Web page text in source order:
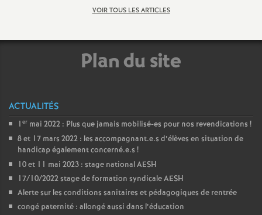
e
c
VOIR TOUS LES ARTICLES
Plan du site
ACTUALITÉS
1 er mai 2022 : Plus que jamais mobilisé-es pour nos revendications !
8 et 17 mars 2022 : les accompagnant.e.s d’élèves en situation de
handicap également concerné.e.s !
10 et 11 mai 2023 : stage national AESH
17/10/2022 stage de formation syndicale AESH
Alerte sur les conditions sanitaires et pédagogiques de rentrée
congé paternité : allongé aussi dans l’éducation